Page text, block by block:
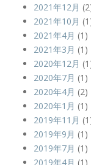
2021年12月
2021年10月
2021年4月 (1)
2021年3月 (1)
2020年12月
2020年7月 (1)
2020年4月 (2)
2020年1月 (1)
2019年11月
2019年9月 (1)
2019年7月 (1)
2019年4月 (1)